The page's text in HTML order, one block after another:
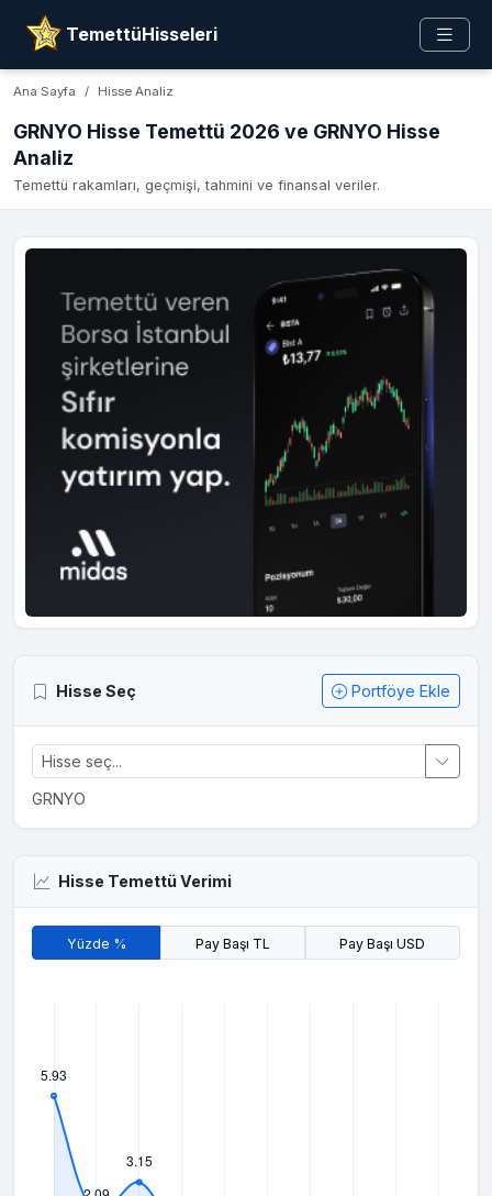
TemettüHisseleri
Ana Sayfa Hisse Analiz
GRNYO Hisse Temettü 2026 ve GRNYO Hisse
Analiz
Temettü rakamları, geçmişi, tahmini ve finansal veriler.
Hisse Seç Portföye Ekle
GRNYO
Hisse Temettü Verimi
Yüzde % Pay Başı TL Pay Başı USD